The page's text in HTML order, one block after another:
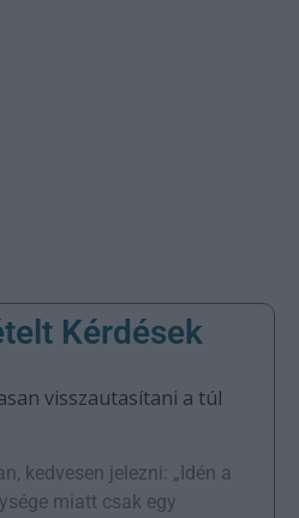
Kérdések
visszautasítani a túl
kedvesen jelezni: „Idén a
miatt csak egy